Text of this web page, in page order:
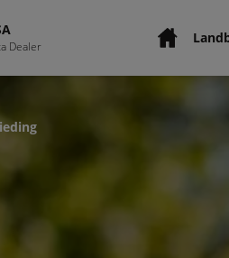
Dealer